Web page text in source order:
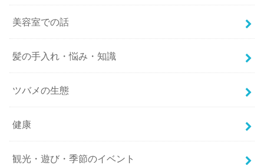
美容室での話
髪の手入れ・悩み・知識
ツバメの生態
健康
観光・遊び・季節のイベント